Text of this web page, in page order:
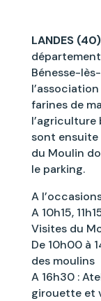
LANDES
Bénesse-
farines de
l’agriculture
sont ensuite
du Moulin
le parking.
A
A 10h15,
Visites du
De 10h00 à
des moulins
A 16h30 :
girouette et